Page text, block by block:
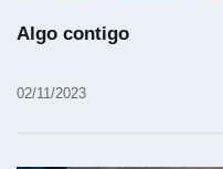
Algo contigo
02/11/2023